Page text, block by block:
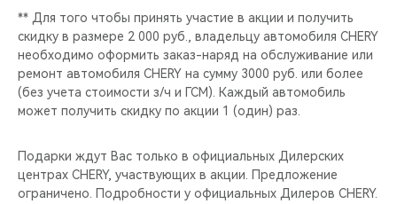
CHERY И СПОРТ
НАШИ МЕРОПРИЯТИЯ
ВИДЕООБЗОРЫ
** Для того чтобы принять участие в акции и получить
скидку в размере 2 000 руб., владельцу автомобиля CHERY
необходимо оформить заказ-наряд на обслуживание или
ремонт автомобиля CHERY на сумму 3000 руб. или более
(без учета стоимости з/ч и ГСМ). Каждый автомобиль
может получить скидку по акции 1 (один) раз.
Подарки ждут Вас только в официальных Дилерских
центрах CHERY, участвующих в акции. Предложение
ограничено. Подробности у официальных Дилеров CHERY.